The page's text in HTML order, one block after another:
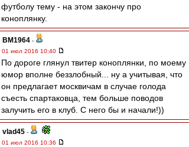
футболу тему - на этом закончу про
коноплянку.
BM1964 -
01 июл 2016 10:40
По дороге глянул твитер коноплянки, по моему
юмор вполне беззлобный... ну а учитывая, что
он предлагает москвичам в случае голода
съесть спартаковца, тем больше поводов
залучить его в клуб. С него бы и начали!))
vlad45 -
01 июл 2016 10:36